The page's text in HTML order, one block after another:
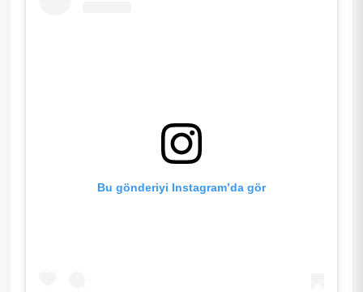
Bu gönderiyi Instagram’da gör